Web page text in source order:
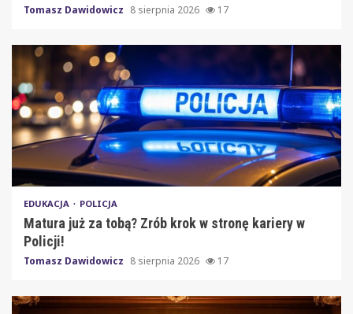
Tomasz Dawidowicz 8 sierpnia 2026 17
EDUKACJA POLICJA
Matura już za tobą? Zrób krok w stronę kariery w
Policji!
Tomasz Dawidowicz 8 sierpnia 2026 17